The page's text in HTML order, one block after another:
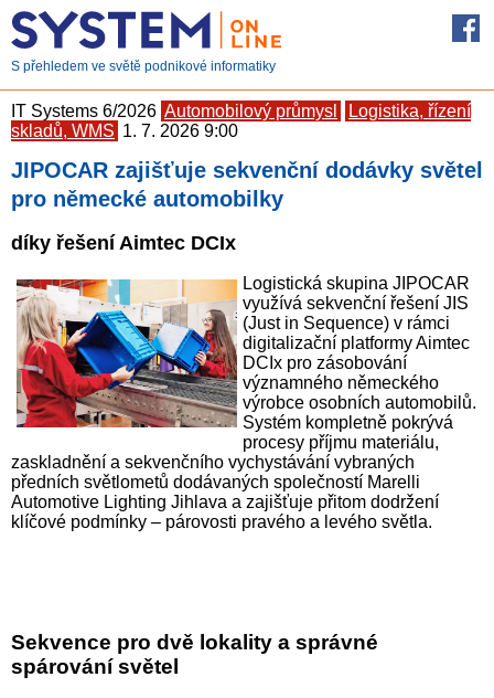
S přehledem ve světě podnikové informatiky
IT Systems 6/2026 Automobilový průmysl
Logistika, řízení
skladů, WMS 1. 7. 2026 9:00
JIPOCAR zajišťuje sekvenční dodávky světel
pro německé automobilky
díky řešení Aimtec DCIx
Logistická skupina JIPOCAR
využívá sekvenční řešení JIS
(Just in Sequence) v rámci
digitalizační platformy Aimtec
DCIx pro zásobování
významného německého
výrobce osobních automobilů.
Systém kompletně pokrývá
procesy příjmu materiálu,
zaskladnění a sekvenčního vychystávání vybraných
předních světlometů dodávaných společností Marelli
Automotive Lighting Jihlava a zajišťuje přitom dodržení
klíčové podmínky – párovosti pravého a levého světla.
Sekvence pro dvě lokality a správné
spárování světel